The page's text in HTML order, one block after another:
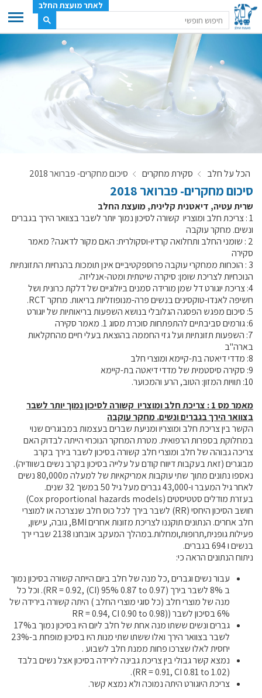
ענף החלב
מועצת החלב
משק החלב
תעשיית החלב
רשימת המחלבות
לאתר יצרני החלב
מחלקות המועצה, עיקרי עיסוקן
מפת הרפתות, הדירים והמחלבות
רשימת טלפונים – מועצת החלב
קול קורא ליצרנים חדשים – בקר / עיזים / כבשים
מכרזים
דרושים
זוכרים
צור קשר
חלב לכל המשפחה
אוכלים בכיף
משקים תיירותיים
פעילויות ומערכים
סיפורי המשקים
שעת סיפור
ראיונות
ערוץ היו-טיוב שלנו
קרנות מחקר
מידע מדעי על תזונה ובריאות
פרסומי מועצת החלב
סקירת מחקרים
חלב ומוצריו
רכיבים תזונתיים
חלב לכל גיל
לאתר מועצת החלב
הכל על חלב סקירת מחקרים סיכום מחקרים- פברואר 2018
סיכום מחקרים- פברואר 2018
שרית עטיה, דיאטנית קלינית, מועצת החלב
1 : צריכת חלב ומוצריו קשורה לסיכון נמוך יותר לשבר בצוואר הירך בגברים
ונשים. מחקר עוקבה
2 : שומני החלב ותחלואה קרדיו-וסקולרית: האם מקור לדאגה? מאמר
סקירה
3 : הוכחות ממחקרי עוקבה פרוספקטיביים אינן תומכות בהנחיות התזונתיות
הנוכחיות לצריכת שומן: סיקרה שיטתית ומטה-אנליזה.
4: צריכת יוגורט דל שמן מורידה סמנים ביולוגיים של דלקת כרונית ושל
חשיפה לאנדו-טוקסינים בנשים פרה-מנופוזליות בריאות. מחקר RCT.
5: סיכום מפגש הפסגה הגלובלי בנושא השפעות בריאותיות של יוגורט
6: גורמים סביבתיים להתפתחות סוכרת מסוג 1. מאמר סקירה
7: השפעות תזונתיות ועל גזי החממה בהוצאת בעלי חיים מהחקלאות
בארה"ב
8: מדדי דיאטה בת-קיימא ומוצרי חלב
9: סקירה סיסטמית של מדדי דיאטה בת-קיימא
10: תוויות המזון: הטוב, הרע והמכוער.
מאמר מס 1 : צריכת חלב ומוצריו קשורה לסיכון נמוך יותר לשבר
בצוואר הירך בגברים ונשים. מחקר עוקבה
הקשר בין צריכת חלב ומוצריו ומניעת שברים בעצמות במבוגרים שנוי
במחלוקת בספרות הרפואית. מטרת המחקר הנוכחי הייתה לבדוק האם
צריכה גבוהה של חלב ומוצרי חלב קשורה בסיכון לשבר בירך בקרב
מבוגרים (זאת בעקבות דיווח קודם על עלייה בסיכון בקרב נשים בשוודיה).
נאספו נתונים מתוך שתי עוקבות אמריקאיות של למעלה מ80,000 נשים
לאחר גיל המעבר ו-43,000 גברים מעל גיל 50 במשך 32 שנים.
בעזרת מודלים סטטיסטים (Cox proportional hazards models)
חושב הסיכון היחסי (RR) לשבר בירך לכל כוס חלב שנצרכה או למוצרי
חלב אחרים. הנתונים תוקננו לצריכת מזונות אחרים BMI, גובה, עישון,
פעילות גופנית,תרופות,ומחלות.במהלך המעקב אובחנו 2138 שברי ירך
בנשים ו 694 בגברים.
ניתוח הנתונים הראה כי:
עבור נשים וגברים ,כל מנה של חלב ביום הייתה קשורה בסיכון נמוך
ב 8% לשבר בירך (RR = 0.92, (CI) 95% 0.87 to 0.97). וכל כל
מנה של מוצרי חלב (כל סוגי מוצרי החלב ) היתה קשורה בירידה של
6% בסיכון לשבר ((RR = 0.94, CI 0.90 to 0.98
גברים ונשים ששתו מנה אחת של חלב ליום היו בסיכון נמוך ב17%
לשבר בצוואר הירך ואלו ששתו שתי מנות היו בסיכון מופחת ב-23%
יחסית לאלו שצרכו פחות ממנת חלב לשבוע .
נמצא קשר גבולי בין צריכת גבינה לירידה בסיכון אצל נשים בלבד
(RR = 0.91, CI 0.81 to 1.02).
צריכת היוגורט היתה נמוכה ולא נמצא קשר.